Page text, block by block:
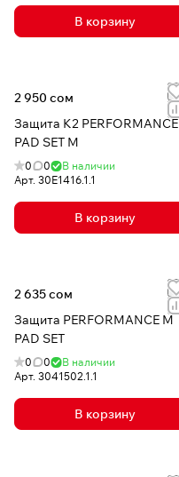
В корзину
2 950 сом
Защита K2 PERFORMANCE
PAD SET M
0 0
В наличии
Арт. 30E1416.1.1
В корзину
2 635 сом
Защита PERFORMANCE M
PAD SET
0 0
В наличии
Арт. 3041502.1.1
В корзину